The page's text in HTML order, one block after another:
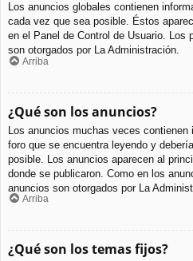
Los anuncios globales contienen
cada vez que sea posible. Éstos
en el Panel de Control de Usuario. Los
son otorgados por La Administración.
Arriba
¿Qué son los anuncios?
Los anuncios muchas veces
foro que se encuentra leyendo y
posible. Los anuncios aparecen al
donde se publicaron. Como en los
anuncios son otorgados por La
Arriba
¿Qué son los temas fijos?